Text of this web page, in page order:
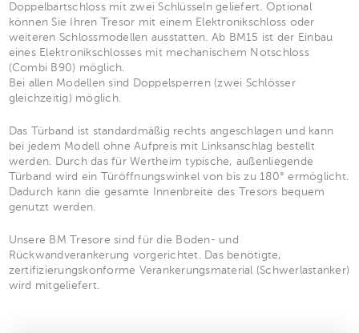
Doppelbartschloss mit zwei Schlüsseln geliefert. Optional
können Sie Ihren Tresor mit einem Elektronikschloss oder
weiteren Schlossmodellen ausstatten. Ab BM15 ist der Einbau
eines Elektronikschlosses mit mechanischem Notschloss
(Combi B90) möglich.
Bei allen Modellen sind Doppelsperren (zwei Schlösser
gleichzeitig) möglich.
Das Türband ist standardmäßig rechts angeschlagen und kann
bei jedem Modell ohne Aufpreis mit Linksanschlag bestellt
werden. Durch das für Wertheim typische, außenliegende
Türband wird ein Türöffnungswinkel von bis zu 180° ermöglicht.
Dadurch kann die gesamte Innenbreite des Tresors bequem
genutzt werden.
Unsere BM Tresore sind für die Boden- und
Rückwandverankerung vorgerichtet. Das benötigte,
zertifizierungskonforme Verankerungsmaterial (Schwerlastanker)
wird mitgeliefert.